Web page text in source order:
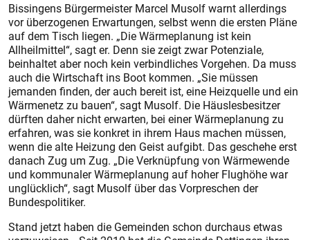
Bissingens Bürgermeister Marcel Musolf warnt allerdings
vor überzogenen Erwartungen, selbst wenn die ersten Pläne
auf dem Tisch liegen. „Die Wärmeplanung ist kein
Allheilmittel“, sagt er. Denn sie zeigt zwar Potenziale,
beinhaltet aber noch kein verbindliches Vorgehen. Da muss
auch die Wirtschaft ins Boot kommen. „Sie müssen
jemanden finden, der auch bereit ist, eine Heizquelle und ein
Wärmenetz zu bauen“, sagt Musolf. Die Häuslesbesitzer
dürften daher nicht erwarten, bei einer Wärmeplanung zu
erfahren, was sie konkret in ihrem Haus machen müssen,
wenn die alte Heizung den Geist aufgibt. Das geschehe erst
danach Zug um Zug. „Die Verknüpfung von Wärmewende
und kommunaler Wärmeplanung auf hoher Flughöhe war
unglücklich“, sagt Musolf über das Vorpreschen der
Bundespolitiker.
Stand jetzt haben die Gemeinden schon durchaus etwas